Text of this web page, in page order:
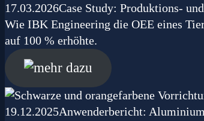
17.03.2026Case Study: Produktions-
Wie IBK Engineering die OEE eines
auf 100 % erhöhte.
19.12.2025Anwenderbericht: